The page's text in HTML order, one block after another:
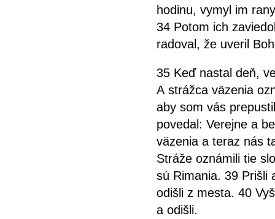
hodinu, vymyl im
34 Potom ich
radoval, že uveril
35 Keď nastal deň,
A strážca väzenia
aby som vás
povedal: Verejne a
väzenia a teraz nás
Stráže oznámili tie
sú Rimania. 39 Prišli
odišli z mesta. 40
a odišli.